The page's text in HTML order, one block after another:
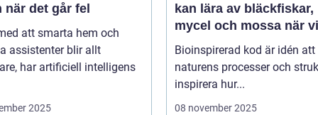
när det går fel
att smarta hem och
assistenter blir allt
har artificiell intelligens
2025
kan lära av bläckfiskar,
mycel och mossa när vi
bygger nya system
Bioinspirerad kod är idén
naturens processer och
inspirera hur...
08 november 2025